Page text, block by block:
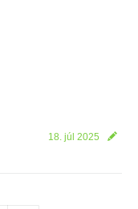
18. júl 2025